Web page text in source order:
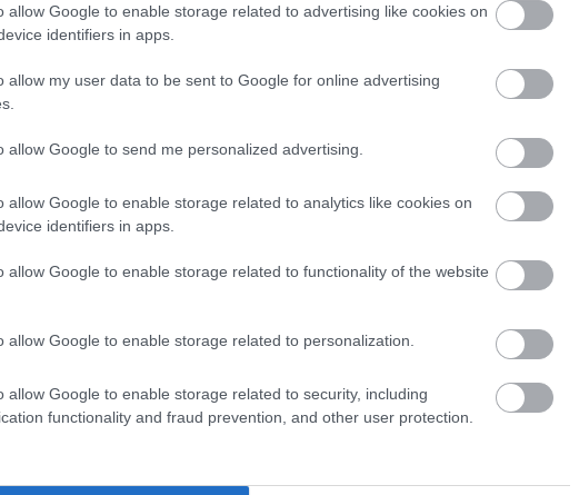
allow Google to enable storage related to advertising like cookies on
identifiers in apps.
allow my user data to be sent to Google for online advertising
allow Google to send me personalized advertising.
allow Google to enable storage related to analytics like cookies on
identifiers in apps.
allow Google to enable storage related to functionality of the website
allow Google to enable storage related to personalization.
allow Google to enable storage related to security, including
functionality and fraud prevention, and other user protection.
Τώρα μπορείς να κάτσεις στον Bad Bunny. Κυριολεκτικά.
άνθρωπος, αλλά έχω υπάρξει κακοποιητικός»
Οι Ευρωπαίοι «αγοράζουν Ελλάδα»!